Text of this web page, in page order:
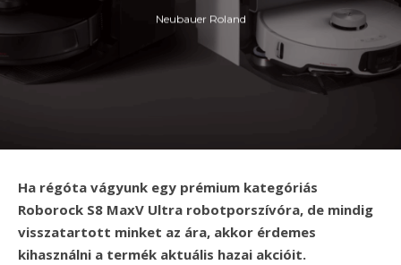
Neubauer Roland
Ha régóta vágyunk egy prémium kategóriás
Roborock S8 MaxV Ultra robotporszívóra, de mindig
visszatartott minket az ára, akkor érdemes
kihasználni a termék aktuális hazai akcióit.